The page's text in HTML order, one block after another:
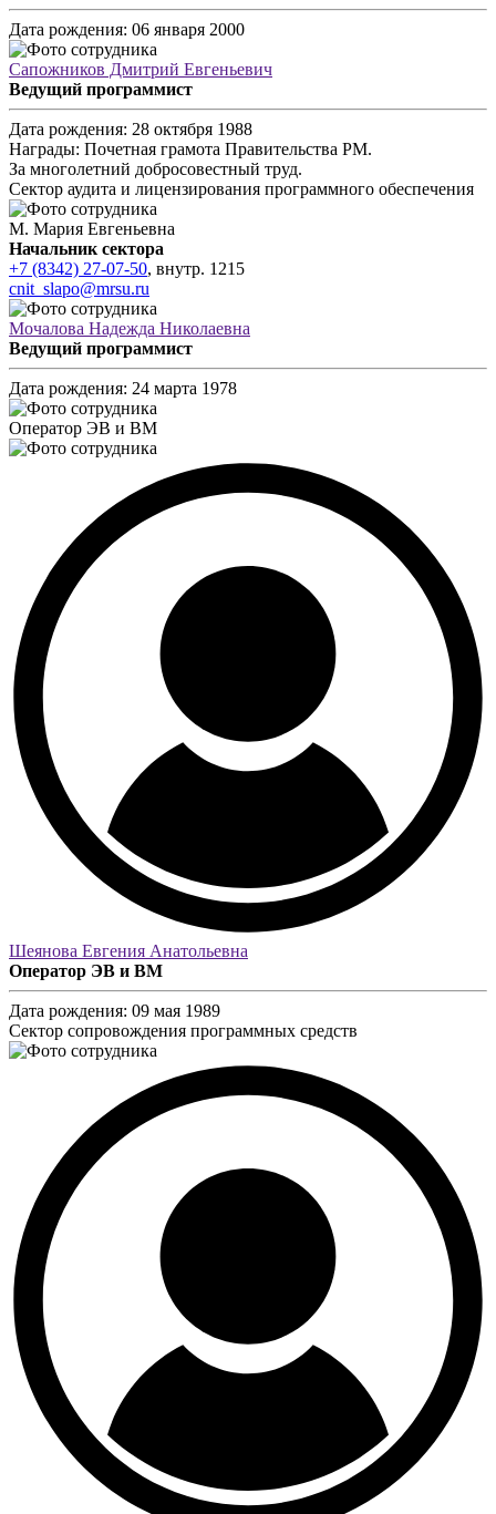
Дата рождения: 06 января 2000
Сапожников Дмитрий Евгеньевич
Ведущий программист
Дата рождения: 28 октября 1988
Награды: Почетная грамота Правительства РМ.
За многолетний добросовестный труд.
Сектор аудита и лицензирования программного обеспечения
М. Мария Евгеньевна
Начальник сектора
+7 (8342) 27-07-50, внутр. 1215
cnit_slapo@mrsu.ru
Мочалова Надежда Николаевна
Ведущий программист
Дата рождения: 24 марта 1978
Оператор ЭВ и ВМ
Шеянова Евгения Анатольевна
Оператор ЭВ и ВМ
Дата рождения: 09 мая 1989
Сектор сопровождения программных средств